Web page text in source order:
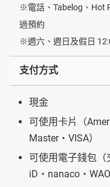
※電話、Tabelog、Hot
過預約
※週六、週日及假日
支付方式
現金
可使用卡片（
Master・VISA）
可使用電子錢包（
iD・nanaco・